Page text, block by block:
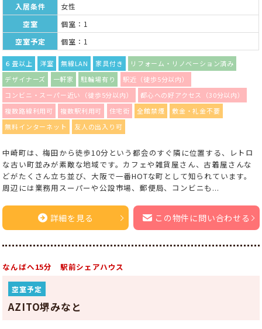
入居条件
女性
空室
個室：1
空室予定
個室：1
６畳以上 洋室 無線LAN 家具付き
リフォーム・リノベーション済み
デザイナーズ
一軒家 駐輪場有り
駅近（徒歩5分以内）
コンビニ・スーパー近い（徒歩5分以内）
都心への好アクセス（30分以内）
複数路線利用可
複数駅利用可 住宅街 全館禁煙
敷金・礼金不要
無料インターネット
友人の出入り可
中崎町は、梅田から徒歩10分という都会のすぐ隣に位置する、レトロ
な古い町並みが素敵な地域です。カフェや雑貨屋さん、古着屋さんな
どがたくさん立ち並び、大阪で一番HOTな町として知られています。
周辺には業務用スーパーや公設市場、郵便局、コンビニも...
詳細を見る この物件に問い合わせる
なんばへ15分 駅前シェアハウス
空室予定
AZITO堺みなと